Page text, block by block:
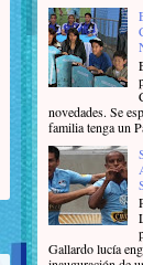
novedades. Se
familia tenga un
Gallardo lucía